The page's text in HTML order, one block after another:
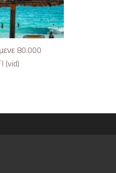
80.000
(vid)